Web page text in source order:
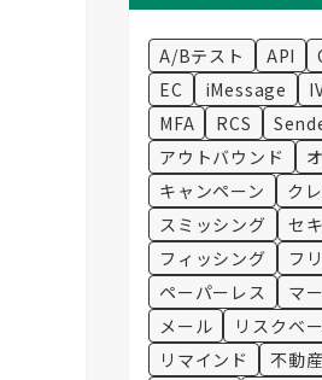
A/Bテスト API
EC
iMessage
MFA
RCS
アウトバウンド
キャンペーン
ク
スミッシング
セ
フィッシング
フ
ペーパーレス
マ
メール
リスクベ
リマインド
不動産